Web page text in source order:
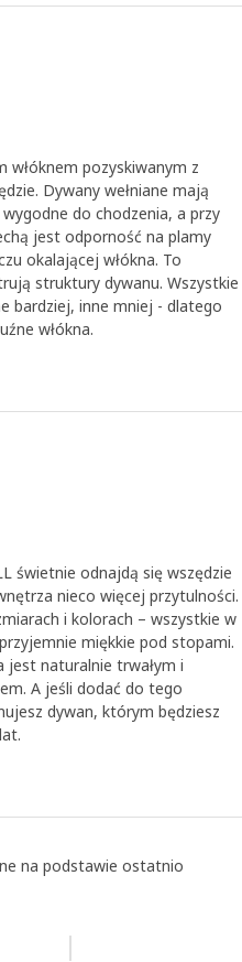
włóknem pozyskiwanym z
Dywany wełniane mają
do chodzenia, a przy
jest odporność na plamy
okalającej włókna. To
struktury dywanu. Wszystkie
bardziej, inne mniej - dlatego
włókna.
świetnie odnajdą się wszędzie
nieco więcej przytulności.
i kolorach – wszystkie w
miękkie pod stopami.
jest naturalnie trwałym i
A jeśli dodać do tego
dywan, którym będziesz
na podstawie ostatnio